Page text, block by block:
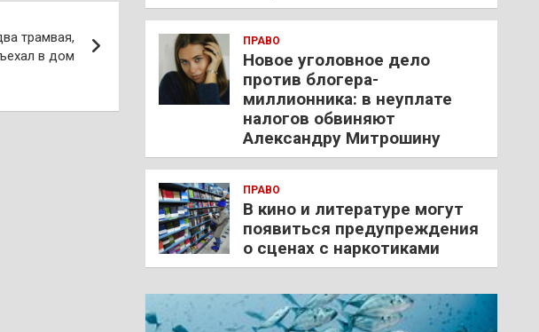
трамвая,
в дом
ПРАВО
Новое уголовное дело
против блогера-
миллионника: в неуплате
налогов обвиняют
Александру Митрошину
ПРАВО
В кино и литературе могут
появиться предупреждения
о сценах с наркотиками